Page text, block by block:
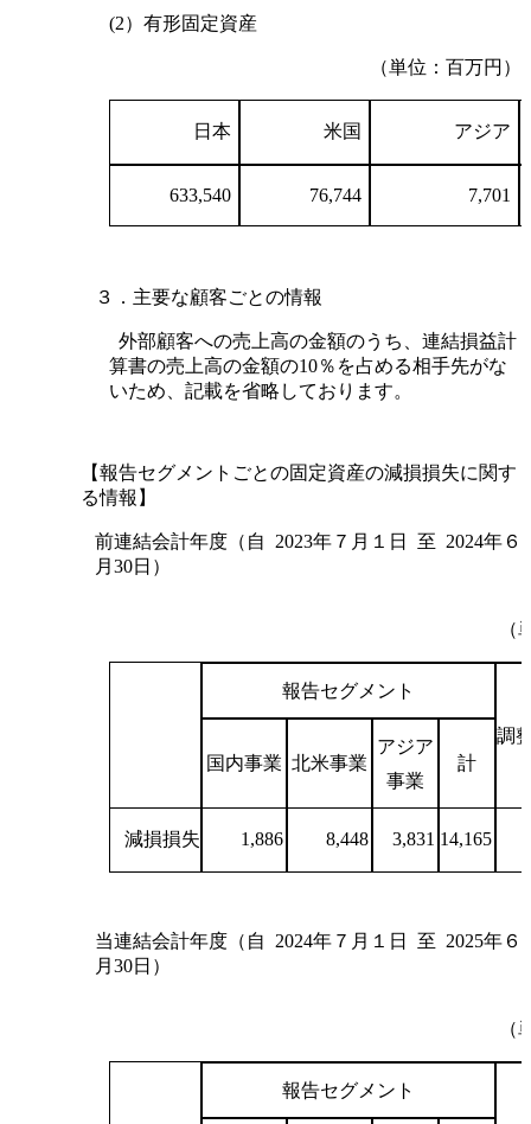
(2）有形固定資産
（単位：百万円）
日本 米国 アジア
633,540 76,744 7,701
３．主要な顧客ごとの情報
外部顧客への売上高の金額のうち、連結損益計
算書の売上高の金額の10％を占める相手先がな
いため、記載を省略しております。
【報告セグメントごとの固定資産の減損損失に関す
る情報】
前連結会計年度（自 2023年７月１日 至 2024年６
月30日）
（
報告セグメント
調
国内事業 北米事業
アジア
事業
計
減損損失 1,886 8,448 3,831 14,165
当連結会計年度（自 2024年７月１日 至 2025年６
月30日）
（
報告セグメント